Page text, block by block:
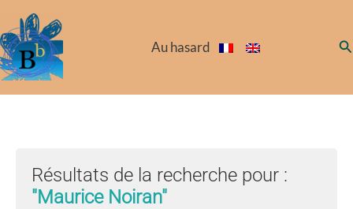
au
contenu
Au hasard
Résultats de la recherche pour :
"Maurice Noiran"